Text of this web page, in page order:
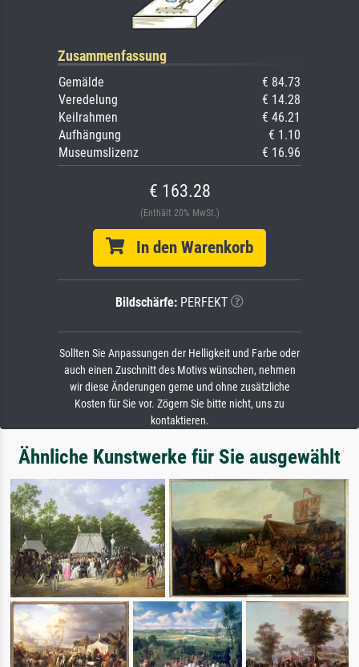
Zusammenfassung
Gemälde
€ 84.73
Veredelung
€ 14.28
Keilrahmen
€ 46.21
Aufhängung
€ 1.10
Museumslizenz
€ 16.96
€ 163.28
(Enthält 20% MwSt.)
In den Warenkorb
Bildschärfe: PERFEKT
Sollten Sie Anpassungen der Helligkeit und Farbe oder
auch einen Zuschnitt des Motivs wünschen, nehmen
wir diese Änderungen gerne und ohne zusätzliche
Kosten für Sie vor. Zögern Sie bitte nicht, uns zu
kontaktieren.
Ähnliche Kunstwerke für Sie ausgewählt